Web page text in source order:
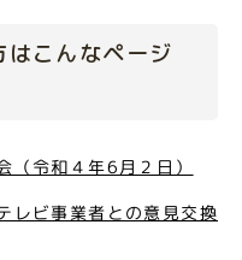
はこんなページ
（令和４年6月２日）
レビ事業者との意見交換